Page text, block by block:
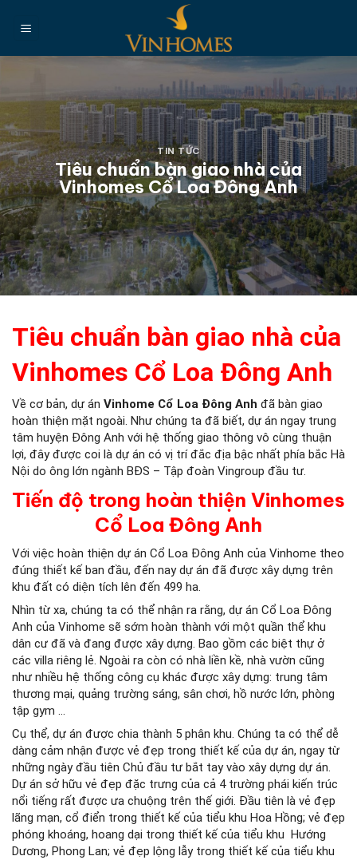
đến
TIN TỨC
Tiêu chuẩn bàn giao nhà của
Vinhomes Cổ Loa Đông Anh
Tiêu chuẩn bàn giao nhà của
Vinhomes Cổ Loa Đông Anh
Về cơ bản, dự án Vinhome Cổ Loa Đông Anh đã bàn giao
hoàn thiện mặt ngoài. Như chúng ta đã biết, dự án ngay trung
tâm huyện Đông Anh với hệ thống giao thông vô cùng thuận
lợi, đây được coi là dự án có vị trí đắc địa bậc nhất phía bắc Hà
Nội do ông lớn ngành BĐS – Tập đoàn Vingroup đầu tư.
Tiến độ trong hoàn thiện Vinhomes
Cổ Loa Đông Anh
Với việc hoàn thiện dự án Cổ Loa Đông Anh của Vinhome theo
đúng thiết kế ban đầu, đến nay dự án đã được xây dựng trên
khu đất có diện tích lên đến 499 ha.
Nhìn từ xa, chúng ta có thể nhận ra rằng, dự án Cổ Loa Đông
Anh của Vinhome sẽ sớm hoàn thành với một quần thể khu
dân cư đã và đang được xây dựng. Bao gồm các biệt thự ở
các villa riêng lẻ. Ngoài ra còn có nhà liền kề, nhà vườn cũng
như nhiều hệ thống công cụ khác được xây dựng: trung tâm
thương mại, quảng trường sáng, sân chơi, hồ nước lớn, phòng
tập gym …
Cụ thể, dự án được chia thành 5 phân khu. Chúng ta có thể dễ
dàng cảm nhận được vẻ đẹp trong thiết kế của dự án, ngay từ
những ngày đầu tiên Chủ đầu tư bắt tay vào xây dựng dự án.
Dự án sở hữu vẻ đẹp đặc trưng của cả 4 trường phái kiến ​​trúc
nổi tiếng rất được ưa chuộng trên thế giới. Đầu tiên là vẻ đẹp
lãng mạn, cổ điển trong thiết kế của tiểu khu Hoa Hồng; vẻ đẹp
phóng khoáng, hoang dại trong thiết kế của tiểu khu Hướng
Dương, Phong Lan; vẻ đẹp lộng lẫy trong thiết kế của tiểu khu